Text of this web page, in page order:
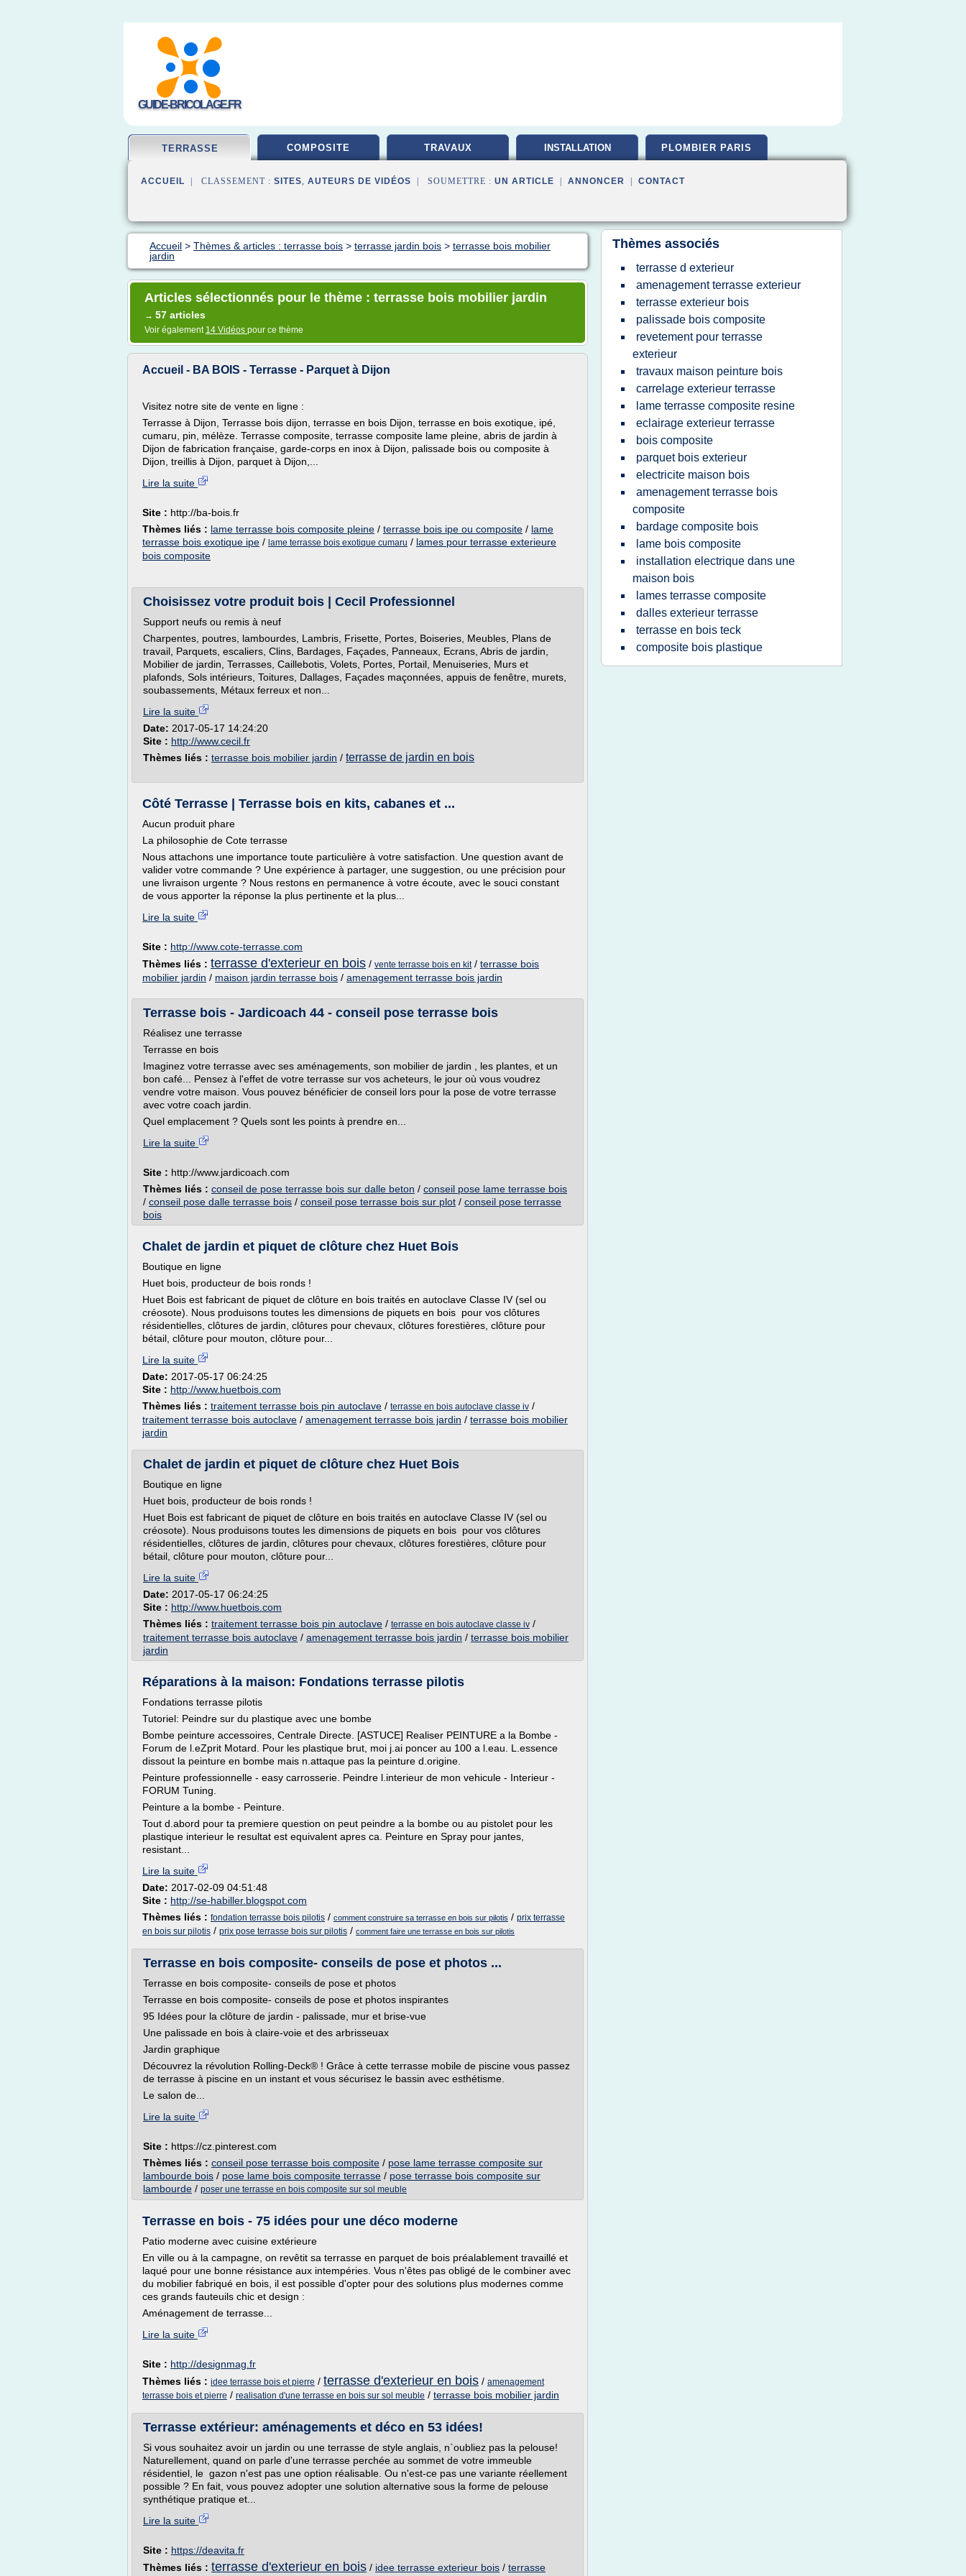
GUIDE-BRICOLAGE.FR
TERRASSE COMPOSITE TRAVAUX INSTALLATION PLOMBIER PARIS
ACCUEIL | CLASSEMENT : SITES, AUTEURS DE VIDÉOS | SOUMETTRE : UN ARTICLE ANNONCER CONTACT
Accueil > Thèmes & articles : terrasse bois > terrasse jardin bois > terrasse bois mobilier
jardin
Articles sélectionnés pour le thème : terrasse bois mobilier jardin
→ 57 articles
Voir également 14 Vidéos pour ce thème
Accueil - BA BOIS - Terrasse - Parquet à Dijon
Visitez notre site de vente en ligne :
Terrasse à Dijon, Terrasse bois dijon, terrasse en bois Dijon, terrasse en bois exotique, ipé,
cumaru, pin, mélèze. Terrasse composite, terrasse composite lame pleine, abris de jardin à
Dijon de fabrication française, garde-corps en inox à Dijon, palissade bois ou composite à
Dijon, treillis à Dijon, parquet à Dijon,...
Lire la suite
Site : http://ba-bois.fr
Thèmes liés : lame terrasse bois composite pleine / terrasse bois ipe ou composite / lame
terrasse bois exotique ipe / lame terrasse bois exotique cumaru / lames pour terrasse exterieure
bois composite
Choisissez votre produit bois | Cecil Professionnel
Support neufs ou remis à neuf
Charpentes, poutres, lambourdes, Lambris, Frisette, Portes, Boiseries, Meubles, Plans de
travail, Parquets, escaliers, Clins, Bardages, Façades, Panneaux, Ecrans, Abris de jardin,
Mobilier de jardin, Terrasses, Caillebotis, Volets, Portes, Portail, Menuiseries, Murs et
plafonds, Sols intérieurs, Toitures, Dallages, Façades maçonnées, appuis de fenêtre, murets,
soubassements, Métaux ferreux et non...
Lire la suite
Date: 2017-05-17 14:24:20
Site : http://www.cecil.fr
Thèmes liés : terrasse bois mobilier jardin / terrasse de jardin en bois
Côté Terrasse | Terrasse bois en kits, cabanes et ...
Aucun produit phare
La philosophie de Cote terrasse
Nous attachons une importance toute particulière à votre satisfaction. Une question avant de
valider votre commande ? Une expérience à partager, une suggestion, ou une précision pour
une livraison urgente ? Nous restons en permanence à votre écoute, avec le souci constant
de vous apporter la réponse la plus pertinente et la plus...
Lire la suite
Site : http://www.cote-terrasse.com
Thèmes liés : terrasse d'exterieur en bois / vente terrasse bois en kit/ terrasse bois
mobilier jardin / maison jardin terrasse bois / amenagement terrasse bois jardin
Terrasse bois - Jardicoach 44 - conseil pose terrasse bois
Réalisez une terrasse
Terrasse en bois
Imaginez votre terrasse avec ses aménagements, son mobilier de jardin , les plantes, et un
bon café... Pensez à l'effet de votre terrasse sur vos acheteurs, le jour où vous voudrez
vendre votre maison. Vous pouvez bénéficier de conseil lors pour la pose de votre terrasse
avec votre coach jardin.
Quel emplacement ? Quels sont les points à prendre en...
Lire la suite
Site : http://www.jardicoach.com
Thèmes liés : conseil de pose terrasse bois sur dalle beton / conseil pose lame terrasse bois
/ conseil pose dalle terrasse bois / conseil pose terrasse bois sur plot / conseil pose terrasse
bois
Chalet de jardin et piquet de clôture chez Huet Bois
Boutique en ligne
Huet bois, producteur de bois ronds !
Huet Bois est fabricant de piquet de clôture en bois traités en autoclave Classe IV (sel ou
créosote). Nous produisons toutes les dimensions de piquets en bois pour vos clôtures
résidentielles, clôtures de jardin, clôtures pour chevaux, clôtures forestières, clôture pour
bétail, clôture pour mouton, clôture pour...
Lire la suite
Date: 2017-05-17 06:24:25
Site : http://www.huetbois.com
Thèmes liés : traitement terrasse bois pin autoclave / terrasse en bois autoclave classe iv /
traitement terrasse bois autoclave / amenagement terrasse bois jardin / terrasse bois mobilier
jardin
Chalet de jardin et piquet de clôture chez Huet Bois
Boutique en ligne
Huet bois, producteur de bois ronds !
Huet Bois est fabricant de piquet de clôture en bois traités en autoclave Classe IV (sel ou
créosote). Nous produisons toutes les dimensions de piquets en bois pour vos clôtures
résidentielles, clôtures de jardin, clôtures pour chevaux, clôtures forestières, clôture pour
bétail, clôture pour mouton, clôture pour...
Lire la suite
Date: 2017-05-17 06:24:25
Site : http://www.huetbois.com
Thèmes liés : traitement terrasse bois pin autoclave / terrasse en bois autoclave classe iv /
traitement terrasse bois autoclave / amenagement terrasse bois jardin / terrasse bois mobilier
jardin
Réparations à la maison: Fondations terrasse pilotis
Fondations terrasse pilotis
Tutoriel: Peindre sur du plastique avec une bombe
Bombe peinture accessoires, Centrale Directe. [ASTUCE] Realiser PEINTURE a la Bombe -
Forum de l.eZprit Motard. Pour les plastique brut, moi j.ai poncer au 100 a l.eau. L.essence
dissout la peinture en bombe mais n.attaque pas la peinture d.origine.
Peinture professionnelle - easy carrosserie. Peindre l.interieur de mon vehicule - Interieur -
FORUM Tuning.
Peinture a la bombe - Peinture.
Tout d.abord pour ta premiere question on peut peindre a la bombe ou au pistolet pour les
plastique interieur le resultat est equivalent apres ca. Peinture en Spray pour jantes,
resistant...
Lire la suite
Date: 2017-02-09 04:51:48
Site : http://se-habiller.blogspot.com
Thèmes liés : fondation terrasse bois pilotis / comment construire sa terrasse en bois sur pilotis / prix terrasse
en bois sur pilotis / prix pose terrasse bois sur pilotis / comment faire une terrasse en bois sur pilotis
Terrasse en bois composite- conseils de pose et photos ...
Terrasse en bois composite- conseils de pose et photos
Terrasse en bois composite- conseils de pose et photos inspirantes
95 Idées pour la clôture de jardin - palissade, mur et brise-vue
Une palissade en bois à claire-voie et des arbrisseuax
Jardin graphique
Découvrez la révolution Rolling-Deck® ! Grâce à cette terrasse mobile de piscine vous passez
de terrasse à piscine en un instant et vous sécurisez le bassin avec esthétisme.
Le salon de...
Lire la suite
Site : https://cz.pinterest.com
Thèmes liés : conseil pose terrasse bois composite / pose lame terrasse composite sur
lambourde bois / pose lame bois composite terrasse / pose terrasse bois composite sur
lambourde / poser une terrasse en bois composite sur sol meuble
Terrasse en bois - 75 idées pour une déco moderne
Patio moderne avec cuisine extérieure
En ville ou à la campagne, on revêtit sa terrasse en parquet de bois préalablement travaillé et
laqué pour une bonne résistance aux intempéries. Vous n'êtes pas obligé de le combiner avec
du mobilier fabriqué en bois, il est possible d'opter pour des solutions plus modernes comme
ces grands fauteuils chic et design :
Aménagement de terrasse...
Lire la suite
Site : http://designmag.fr
Thèmes liés : idee terrasse bois et pierre / terrasse d'exterieur en bois / amenagement
terrasse bois et pierre / realisation d'une terrasse en bois sur sol meuble / terrasse bois mobilier jardin
Terrasse extérieur: aménagements et déco en 53 idées!
Si vous souhaitez avoir un jardin ou une terrasse de style anglais, n`oubliez pas la pelouse!
Naturellement, quand on parle d'une terrasse perchée au sommet de votre immeuble
résidentiel, le gazon n'est pas une option réalisable. Ou n'est-ce pas une variante réellement
possible ? En fait, vous pouvez adopter une solution alternative sous la forme de pelouse
synthétique pratique et...
Lire la suite
Site : https://deavita.fr
Thèmes liés : terrasse d'exterieur en bois / idee terrasse exterieur bois / terrasse
Thèmes associés
terrasse d exterieur
amenagement terrasse exterieur
terrasse exterieur bois
palissade bois composite
revetement pour terrasse
exterieur
travaux maison peinture bois
carrelage exterieur terrasse
lame terrasse composite resine
eclairage exterieur terrasse
bois composite
parquet bois exterieur
electricite maison bois
amenagement terrasse bois
composite
bardage composite bois
lame bois composite
installation electrique dans une
maison bois
lames terrasse composite
dalles exterieur terrasse
terrasse en bois teck
composite bois plastique